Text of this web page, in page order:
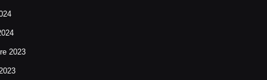
2023